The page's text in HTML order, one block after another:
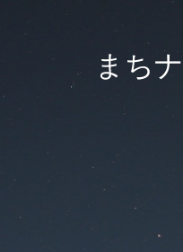
まち